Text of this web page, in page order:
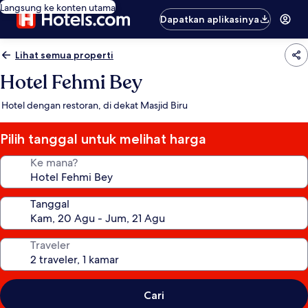
Langsung ke konten utama
Dapatkan aplikasinya
Lihat semua properti
Hotel Fehmi Bey
Hotel dengan restoran, di dekat Masjid Biru
Pilih tanggal untuk melihat harga
Ke mana?
Tanggal
Traveler
Cari